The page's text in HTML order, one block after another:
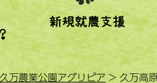
久万農業公園アグリピア > 久万高